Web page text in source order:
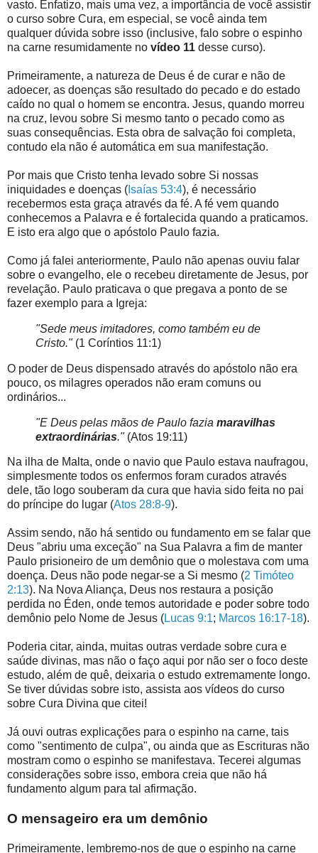
vasto. Enfatizo, mais uma vez, a importância de você assistir
o curso sobre Cura, em especial, se você ainda tem
qualquer dúvida sobre isso (inclusive, falo sobre o espinho
na carne resumidamente no vídeo 11 desse curso).
Primeiramente, a natureza de Deus é de curar e não de
adoecer, as doenças são resultado do pecado e do estado
caído no qual o homem se encontra. Jesus, quando morreu
na cruz, levou sobre Si mesmo tanto o pecado como as
suas consequências. Esta obra de salvação foi completa,
contudo ela não é automática em sua manifestação.
Por mais que Cristo tenha levado sobre Si nossas
iniquidades e doenças ( Isaías 53:4), é necessário
recebermos esta graça através da fé. A fé vem quando
conhecemos a Palavra e é fortalecida quando a praticamos.
E isto era algo que o apóstolo Paulo fazia.
Como já falei anteriormente, Paulo não apenas ouviu falar
sobre o evangelho, ele o recebeu diretamente de Jesus, por
revelação. Paulo praticava o que pregava a ponto de se
fazer exemplo para a Igreja:
"Sede meus imitadores, como também eu de
Cristo."(1 Coríntios 11:1)
O poder de Deus dispensado através do apóstolo não era
pouco, os milagres operados não eram comuns ou
ordinários...
"E Deus pelas mãos de Paulo fazia maravilhas
extraordinárias."(Atos 19:11)
Na ilha de Malta, onde o navio que Paulo estava naufragou,
simplesmente todos os enfermos foram curados através
dele, tão logo souberam da cura que havia sido feita no pai
do príncipe do lugar (Atos 28:8-9).
Assim sendo, não há sentido ou fundamento em se falar que
Deus "abriu uma exceção" na Sua Palavra a fim de manter
Paulo prisioneiro de um demônio que o molestava com uma
doença. Deus não pode negar-se a Si mesmo (2 Timóteo
2:13). Na Nova Aliança, Deus nos restaura a posição
perdida no Éden, onde temos autoridade e poder sobre todo
demônio pelo Nome de Jesus (Lucas 9:1; Marcos 16:17-18).
Poderia citar, ainda, muitas outras verdade sobre cura e
saúde divinas, mas não o faço aqui por não ser o foco deste
estudo, além de quê, deixaria o estudo extremamente longo.
Se tiver dúvidas sobre isto, assista aos vídeos do curso
sobre Cura Divina que citei!
Já ouvi outras explicações para o espinho na carne, tais
como "sentimento de culpa", ou ainda que as Escrituras não
mostram como o espinho se manifestava. Tecerei algumas
considerações sobre isso, embora creia que não há
fundamento algum para tal afirmação.
O mensageiro era um demônio
Primeiramente, lembremo-nos de que o espinho na carne